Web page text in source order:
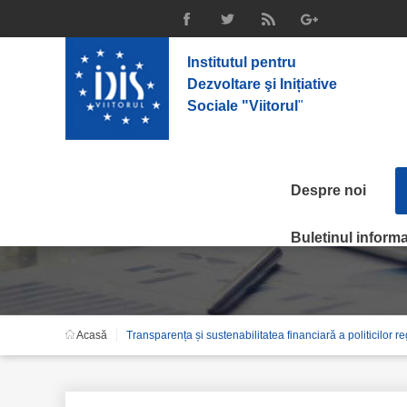
Institutul pentru
Dezvoltare şi Inițiative
Sociale "Viitorul "
Despre noi
Buletinul
Transparența și
Acasă Transparența și sustenabilitatea financiară a politicilor